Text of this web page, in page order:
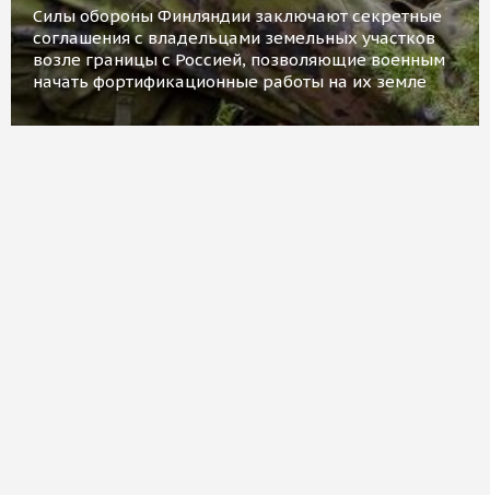
Силы обороны Финляндии заключают секретные
соглашения с владельцами земельных участков
возле границы с Россией, позволяющие военным
начать фортификационные работы на их земле